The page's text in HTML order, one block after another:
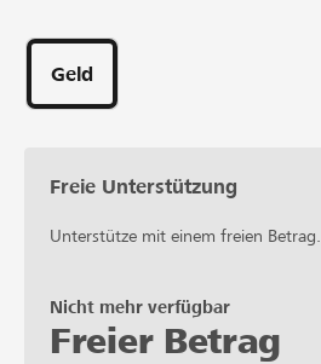
Unterstützungen
Geld
Freie Unterstützung
Unterstütze mit einem freien Betrag.
Freier Betrag
Nicht mehr verfügbar